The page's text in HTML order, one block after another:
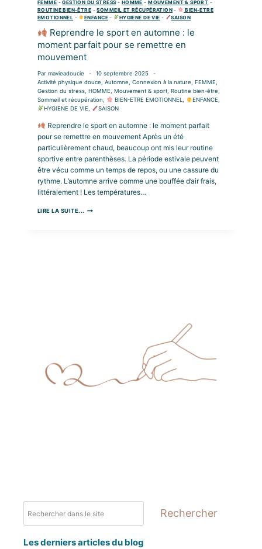
FEMME -GESTION DU STRESS - HOMME -MOUVEMENT & SPORT -
ROUTINE BIEN-ÊTRE -SOMMEIL ET RÉCUPÉRATION -
BIEN-ETRE
EMOTIONNEL - ENFANCE- HYGIENE DE VIE - SAISON
Reprendre le sport en automne : le
moment parfait pour se remettre en
mouvement
Par mavieadoucie
10 septembre 2025
Activité physique douce
Automne Connexion à la nature FEMME
Gestion du stress HOMME Mouvement & sport Routine bien-être
Sommeil et récupération
BIEN-ETRE EMOTIONNEL ENFANCE
HYGIENE DE VIE
SAISON
Reprendre le sport en automne : le moment parfait
pour se remettre en mouvement Après un été
particulièrement chaud, beaucoup ont mis leur routine
sportive entre parenthèses. La période estivale peuvent
être vécu comme un temps de repos, ou une cassure du
rythme. L’automne arrive comme une bouffée d’air frais,
littéralement ! Les températures…
LIRE LA SUITE...
Rechercher
Les derniers articles du blog